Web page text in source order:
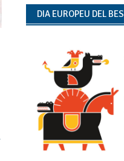
DIA EUROPEU DEL